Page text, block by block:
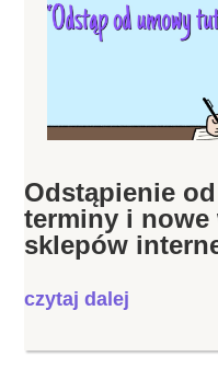
Odstąpienie
terminy i
sklepów
czytaj dalej